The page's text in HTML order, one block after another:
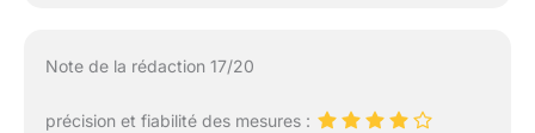
Note de la rédaction 17/20
précision et fiabilité des mesures :